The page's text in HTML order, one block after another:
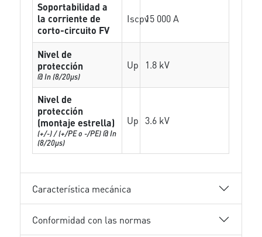
Soportabilidad a
la corriente de
corto-circuito FV
Iscpv15 000 A
Nivel de
protección
@ In (8/20µs)
Up 1.8 kV
Nivel de
protección
(montaje estrella)
(+/-) / (+/PE o -/PE) @ In
(8/20µs)
Up 3.6 kV
Característica mecánica
Conformidad con las normas